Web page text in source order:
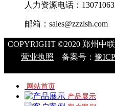
人力资源电话：
邮箱： sales@zzzlsh.com
COPYRIGHT ©2020 郑州中
营业执照
备案号： 豫
网站首页
产品展示